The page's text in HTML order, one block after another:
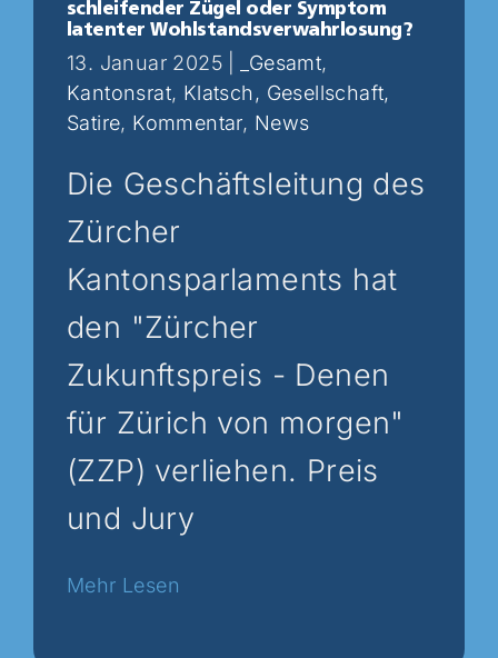
schleifender Zügel oder Symptom
latenter Wohlstandsverwahrlosung?
13. Januar 2025 _Gesamt,
Kantonsrat, Klatsch, Gesellschaft,
Satire, Kommentar, News
Die Geschäftsleitung des
Zürcher
Kantonsparlaments hat
den "Zürcher
Zukunftspreis - Denen
für Zürich von morgen"
(ZZP) verliehen. Preis
und Jury